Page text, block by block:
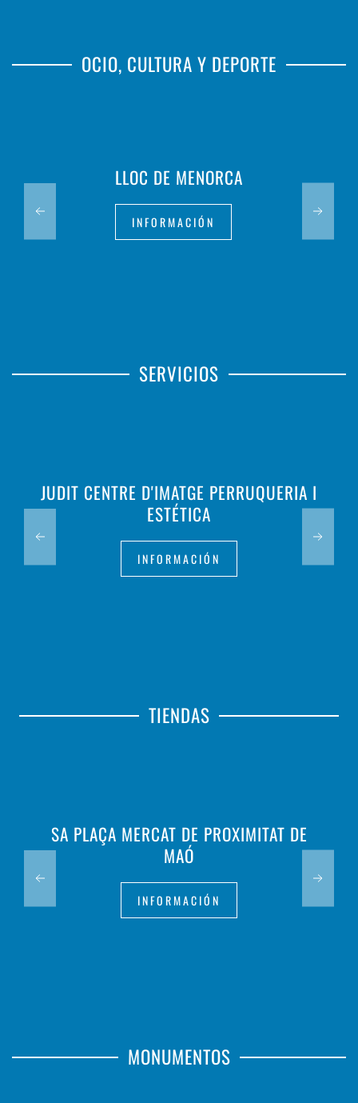
OCIO, CULTURA Y DEPORTE
LLOC DE MENORCA
INFORMACIÓN
SERVICIOS
JUDIT CENTRE D'IMATGE PERRUQUERIA I
ESTÉTICA
INFORMACIÓN
TIENDAS
SA PLAÇA MERCAT DE PROXIMITAT DE
MAÓ
INFORMACIÓN
MONUMENTOS